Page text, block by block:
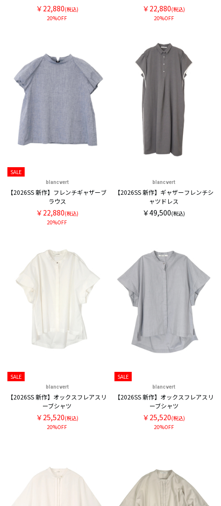
￥22,880(税込)
20%OFF
￥22,880(税込)
20%OFF
SALE
blancvert
【2026SS 新作】フレンチギャザーブ
ラウス
￥22,880(税込)
20%OFF
blancvert
【2026SS 新作】ギャザーフレンチシ
ャツドレス
￥49,500(税込)
SALE
blancvert
【2026SS 新作】オックスフレアスリ
ーブシャツ
￥25,520(税込)
20%OFF
SALE
blancvert
【2026SS 新作】オックスフレアスリ
ーブシャツ
￥25,520(税込)
20%OFF